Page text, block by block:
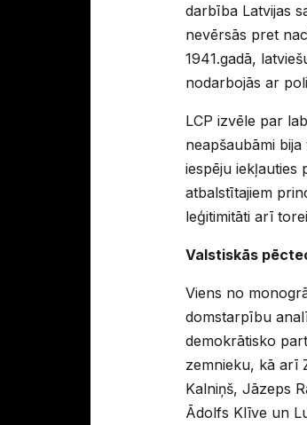
darbība Latvijas
nevērsās pret
1941.gadā,
nodarbojās ar
LCP izvēle par
neapšaubāmi
iespēju iekļauties
atbalstītajiem
leģitimitāti arī
Valstiskās
Viens no
domstarpību
demokrātisko
zemnieku, kā arī
Kalniņš, Jāzeps
Ādolfs Klīve un